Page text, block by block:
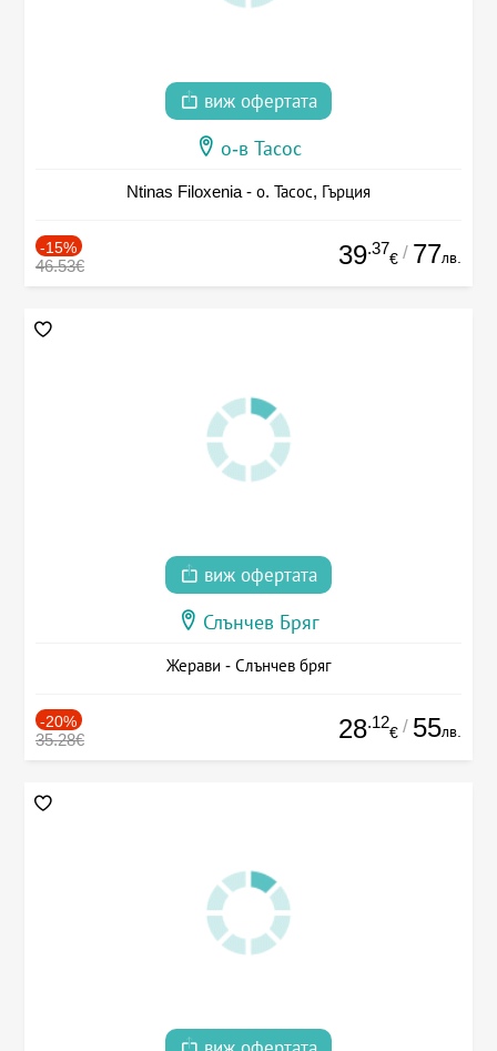
виж офертата
о-в Тасос
Ntinas Filoxenia - о. Тасос, Гърция
-15%
46.53€ 39.37
€ / 77лв.
виж офертата
Слънчев Бряг
Жерави - Слънчев бряг
-20%
35.28€ 28.12
€ / 55лв.